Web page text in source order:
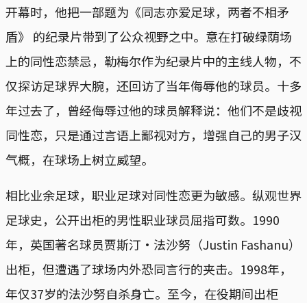
开幕时，他把一部题为《同志亦爱足球，两者不相矛
盾》 的纪录片带到了公众视野之中。意在打破绿荫场
上的同性恋禁忌，勒梅尔作为纪录片中的主线人物，不
仅探访足球界大腕，还回访了当年侮辱他的球员。十多
年过去了，曾经侮辱过他的球员解释说：他们不是歧视
同性恋，只是通过言语上鄙视对方，增强自己的男子汉
气概，在球场上树立威望。
相比业余足球，职业足球对同性恋更为敏感。纵观世界
足球史，公开出柜的男性职业球员屈指可数。1990
年，英国著名球员贾斯汀·法沙努（Justin Fashanu）
出柜，但遭遇了球场内外恐同言行的夹击。1998年，
年仅37岁的法沙努自杀身亡。至今，在役期间出柜